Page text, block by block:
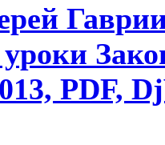
PDF,